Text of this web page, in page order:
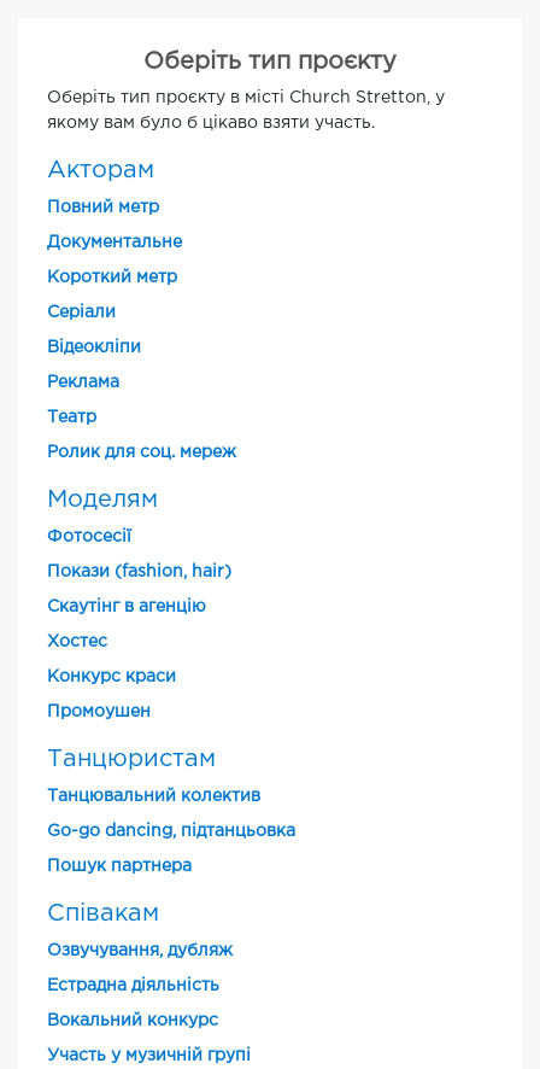
Оберіть тип проєкту
Оберіть тип проєкту в місті Church Stretton, у
якому вам було б цікаво взяти участь.
Акторам
Повний метр
Документальне
Короткий метр
Cеріали
Відеокліпи
Реклама
Театр
Ролик для соц. мереж
Моделям
Фотосесії
Покази (fashion, hair)
Скаутінг в агенцію
Хостес
Конкурс краси
Промоушен
Танцюристам
Танцювальний колектив
Go-go dancing, підтанцьовка
Пошук партнера
Співакам
Озвучування, дубляж
Естрадна діяльність
Вокальний конкурс
Участь у музичній групі